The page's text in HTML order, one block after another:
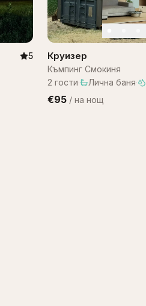
5
Круизер
Къмпинг Смокиня
2 гости· Лична баня·
€95 / на нощ